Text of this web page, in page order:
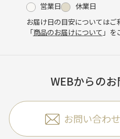
営業日
休業日
お届け日の目安についてはご
「商品のお届けについて 」を
WEBからの
お問い合わ